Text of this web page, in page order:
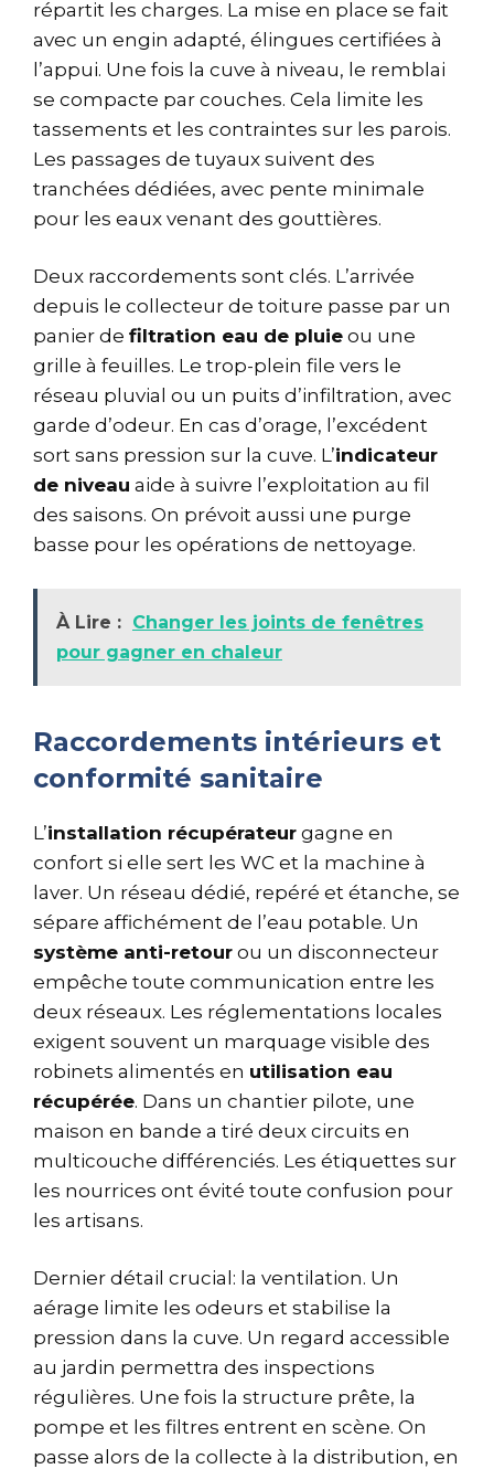
répartit les charges. La mise en place se fait
avec un engin adapté, élingues certifiées à
l’appui. Une fois la cuve à niveau, le remblai
se compacte par couches. Cela limite les
tassements et les contraintes sur les parois.
Les passages de tuyaux suivent des
tranchées dédiées, avec pente minimale
pour les eaux venant des gouttières.
Deux raccordements sont clés. L’arrivée
depuis le collecteur de toiture passe par un
panier de filtration eau de pluie ou une
grille à feuilles. Le trop-plein file vers le
réseau pluvial ou un puits d’infiltration, avec
garde d’odeur. En cas d’orage, l’excédent
sort sans pression sur la cuve. L’indicateur
de niveau aide à suivre l’exploitation au fil
des saisons. On prévoit aussi une purge
basse pour les opérations de nettoyage.
À Lire : Changer les joints de fenêtres
pour gagner en chaleur
Raccordements intérieurs et
conformité sanitaire
L’installation récupérateur gagne en
confort si elle sert les WC et la machine à
laver. Un réseau dédié, repéré et étanche, se
sépare affichément de l’eau potable. Un
système anti-retour ou un disconnecteur
empêche toute communication entre les
deux réseaux. Les réglementations locales
exigent souvent un marquage visible des
robinets alimentés en utilisation eau
récupérée. Dans un chantier pilote, une
maison en bande a tiré deux circuits en
multicouche différenciés. Les étiquettes sur
les nourrices ont évité toute confusion pour
les artisans.
Dernier détail crucial: la ventilation. Un
aérage limite les odeurs et stabilise la
pression dans la cuve. Un regard accessible
au jardin permettra des inspections
régulières. Une fois la structure prête, la
pompe et les filtres entrent en scène. On
passe alors de la collecte à la distribution, en